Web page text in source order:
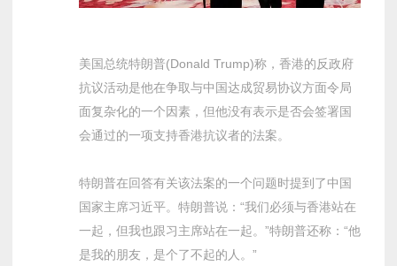
美国总统特朗普(Donald Trump)称，香港的反政府
抗议活动是他在争取与中国达成贸易协议方面令局
面复杂化的一个因素，但他没有表示是否会签署国
会通过的一项支持香港抗议者的法案。
特朗普在回答有关该法案的一个问题时提到了中国
国家主席习近平。特朗普说：“我们必须与香港站在
一起，但我也跟习主席站在一起。”特朗普还称：“他
是我的朋友，是个了不起的人。”